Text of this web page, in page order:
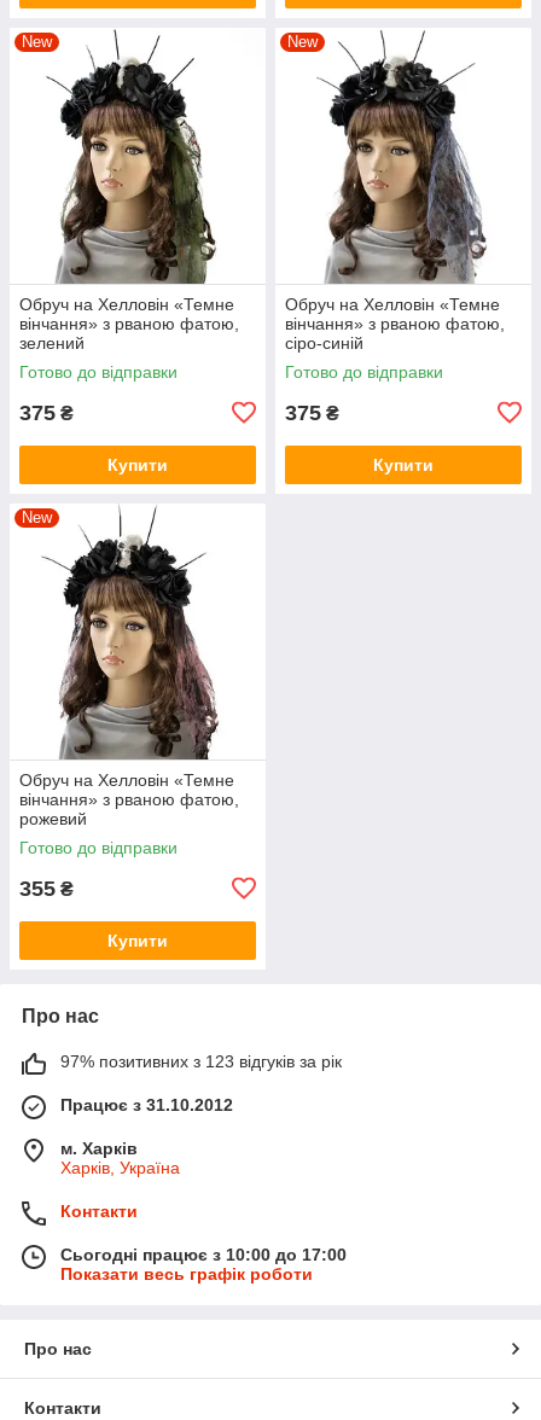
New
Обруч на Хелловін «Темне
вінчання» з рваною фатою,
зелений
Готово до відправки
375 ₴
Купити
New
Обруч на Хелловін «Темне
вінчання» з рваною фатою,
сіро-синій
Готово до відправки
375 ₴
Купити
New
Обруч на Хелловін «Темне
вінчання» з рваною фатою,
рожевий
Готово до відправки
355 ₴
Купити
Про нас
97% позитивних з 123 відгуків за рік
Працює з 31.10.2012
м. Харків
Харків, Україна
Контакти
Сьогодні працює з 10:00 до 17:00
Показати весь графік роботи
Про нас
Контакти